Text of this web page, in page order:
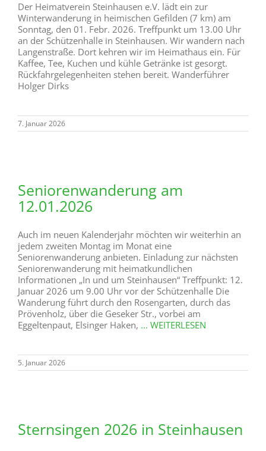
Der Heimatverein Steinhausen e.V. lädt ein zur
Winterwanderung in heimischen Gefilden (7 km) am
Sonntag, den 01. Febr. 2026. Treffpunkt um 13.00 Uhr
an der Schützenhalle in Steinhausen. Wir wandern nach
Langenstraße. Dort kehren wir im Heimathaus ein. Für
Kaffee, Tee, Kuchen und kühle Getränke ist gesorgt.
Rückfahrgelegenheiten stehen bereit. Wanderführer
Holger Dirks
7. Januar 2026
Seniorenwanderung am
12.01.2026
Auch im neuen Kalenderjahr möchten wir weiterhin an
jedem zweiten Montag im Monat eine
Seniorenwanderung anbieten. Einladung zur nächsten
Seniorenwanderung mit heimatkundlichen
Informationen „In und um Steinhausen“ Treffpunkt: 12.
Januar 2026 um 9.00 Uhr vor der Schützenhalle Die
Wanderung führt durch den Rosengarten, durch das
Prövenholz, über die Geseker Str., vorbei am
Eggeltenpaut, Elsinger Haken, ... WEITERLESEN
5. Januar 2026
Sternsingen 2026 in Steinhausen